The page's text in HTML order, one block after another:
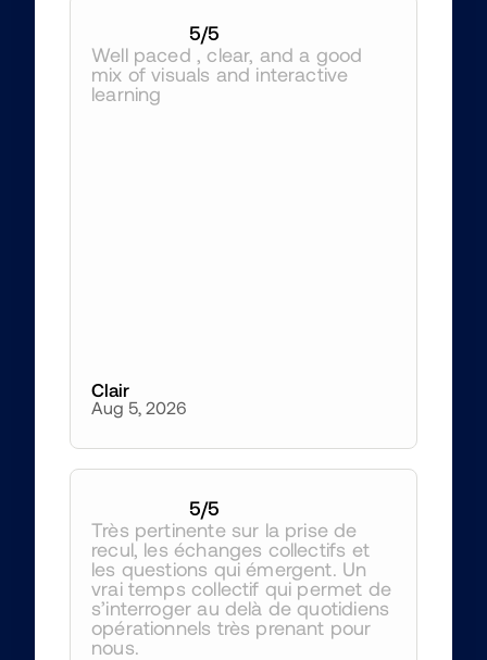
5/5
Well paced , clear, and a good
mix of visuals and interactive
learning
Clair
Aug 5, 2026
5/5
Très pertinente sur la prise de
recul, les échanges collectifs et
les questions qui émergent. Un
vrai temps collectif qui permet de
s’interroger au delà de quotidiens
opérationnels très prenant pour
nous.